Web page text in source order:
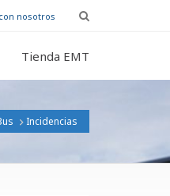
nosotros
Tienda EMT
Incidencias